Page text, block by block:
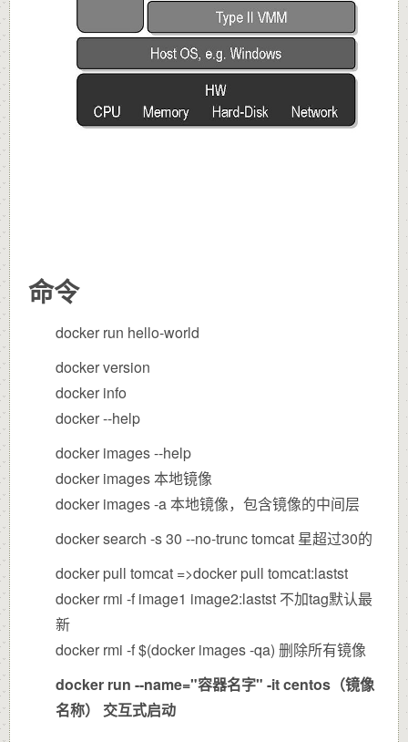
命令
docker run hello-world
docker version
docker info
docker --help
docker images --help
docker images 本地镜像
docker images -a 本地镜像，包含镜像的中间层
docker search -s 30 --no-trunc tomcat 星超过30的
docker pull tomcat =>docker pull tomcat:lastst
docker rmi -f image1 image2:lastst 不加tag默认最
新
docker rmi -f $(docker images -qa) 删除所有镜像
docker run --name="容器名字" -it centos（镜像
名称） 交互式启动